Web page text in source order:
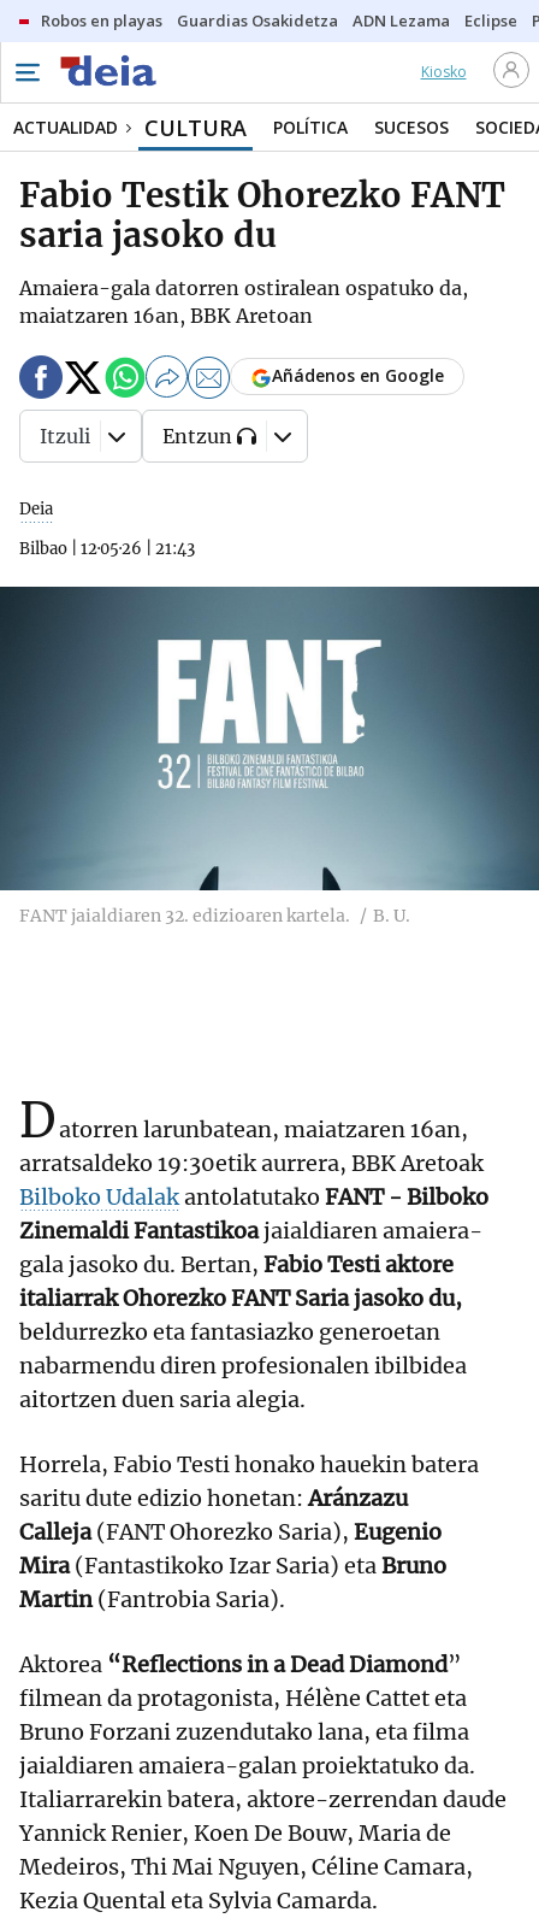
Robos en playas Guardias Osakidetza ADN Lezama Eclipse
Kiosko
ACTUALIDAD CULTURA POLÍTICA SUCESOS
Fabio Testik Ohorezko FANT
saria jasoko du
Amaiera-gala datorren ostiralean ospatuko da,
maiatzaren 16an, BBK Aretoan
Deia
Bilbao
12·05·26 21:43
Añádenos en Google
Itzuli Entzun
FANT jaialdiaren 32. edizioaren kartela. B. U.
Datorren larunbatean, maiatzaren 16an,
arratsaldeko 19:30etik aurrera, BBK Aretoak
Bilboko Udalakantolatutako FANT - Bilboko
Zinemaldi Fantastikoajaialdiaren amaiera-
gala jasoko du. Bertan, Fabio Testi aktore
italiarrak Ohorezko FANT Saria jasoko du,
beldurrezko eta fantasiazko generoetan
nabarmendu diren profesionalen ibilbidea
aitortzen duen saria alegia.
Horrela, Fabio Testi honako hauekin batera
saritu dute edizio honetan:Aránzazu
Calleja(FANT Ohorezko Saria), Eugenio
Mira(Fantastikoko Izar Saria) etaBruno
Martin(Fantrobia Saria).
Aktorea “Reflections in a Dead Diamond”
filmean da protagonista, Hélène Cattet eta
Bruno Forzani zuzendutako lana, eta filma
jaialdiaren amaiera-galan proiektatuko da.
Italiarrarekin batera, aktore-zerrendan daude
Yannick Renier, Koen De Bouw, Maria de
Medeiros, Thi Mai Nguyen, Céline Camara,
Kezia Quental eta Sylvia Camarda.